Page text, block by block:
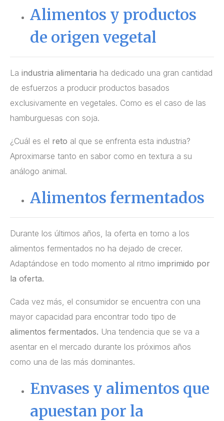
Alimentos y productos
de origen vegetal
La industria alimentaria ha dedicado una gran cantidad
de esfuerzos a producir productos basados
exclusivamente en vegetales. Como es el caso de las
hamburguesas con soja.
¿Cuál es el reto al que se enfrenta esta industria?
Aproximarse tanto en sabor como en textura a su
análogo animal.
Alimentos fermentados
Durante los últimos años, la oferta en torno a los
alimentos fermentados no ha dejado de crecer.
Adaptándose en todo momento al ritmo imprimido por
la oferta.
Cada vez más, el consumidor se encuentra con una
mayor capacidad para encontrar todo tipo de
alimentos fermentados. Una tendencia que se va a
asentar en el mercado durante los próximos años
como una de las más dominantes.
Envases y alimentos que
apuestan por la